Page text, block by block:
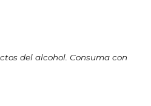
del alcohol. Consuma con